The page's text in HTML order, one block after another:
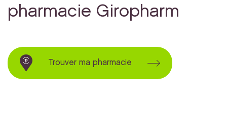
pharmacie Giropharm
Trouver ma pharmacie